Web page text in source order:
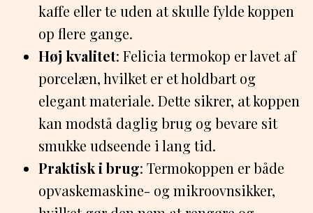
kaffe eller te uden at skulle fylde koppen
op flere gange.
Høj kvalitet: Felicia termokop er lavet af
porcelæn, hvilket er et holdbart og
elegant materiale. Dette sikrer, at koppen
kan modstå daglig brug og bevare sit
smukke udseende i lang tid.
Praktisk i brug: Termokoppen er både
opvaskemaskine- og mikroovnsikker,